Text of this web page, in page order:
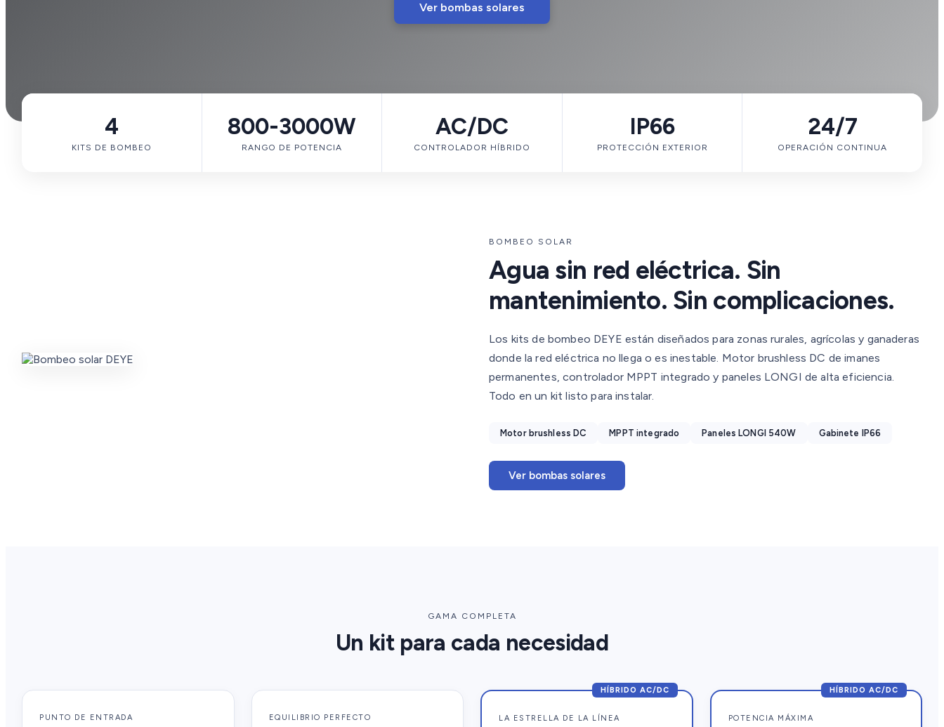
Ver bombas solares
4
KITS DE BOMBEO
800-3000W
RANGO DE POTENCIA
AC/DC
CONTROLADOR HÍBRIDO
IP66
PROTECCIÓN EXTERIOR
24/7
OPERACIÓN CONTINUA
BOMBEO SOLAR
Agua sin red eléctrica. Sin
mantenimiento. Sin complicaciones.
Los kits de bombeo DEYE están diseñados para zonas rurales, agrícolas y ganaderas
donde la red eléctrica no llega o es inestable. Motor brushless DC de imanes
permanentes, controlador MPPT integrado y paneles LONGI de alta eficiencia.
Todo en un kit listo para instalar.
Motor brushless DC MPPT integrado Paneles LONGI 540W Gabinete IP66
Ver bombas solares
GAMA COMPLETA
Un kit para cada necesidad
PUNTO DE ENTRADA EQUILIBRIO PERFECTO
HÍBRIDO AC/DC
LA ESTRELLA DE LA LÍNEA
HÍBRIDO AC/DC
POTENCIA MÁXIMA